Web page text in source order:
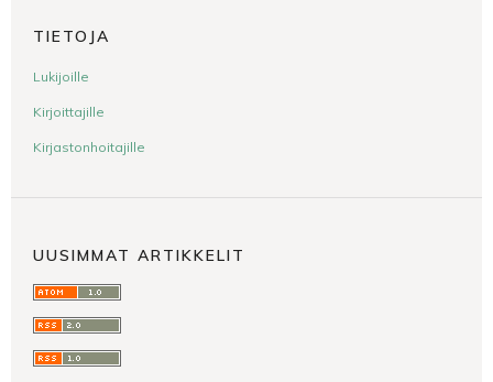
TIETOJA
Lukijoille
Kirjoittajille
Kirjastonhoitajille
UUSIMMAT ARTIKKELIT